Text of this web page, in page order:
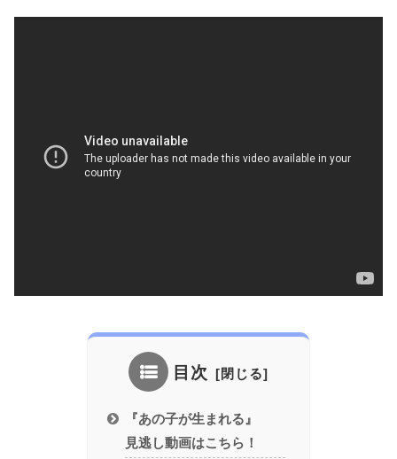
目次
『あの子が生まれる』
見逃し動画はこちら！